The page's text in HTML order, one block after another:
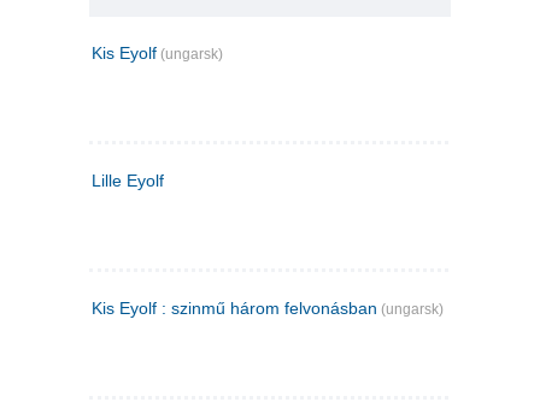
Kis Eyolf (ungarsk)
Lille Eyolf
Kis Eyolf : szinmű három felvonásban (ungarsk)